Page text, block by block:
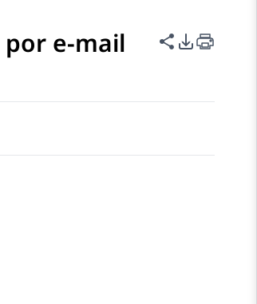
e-mail Opções